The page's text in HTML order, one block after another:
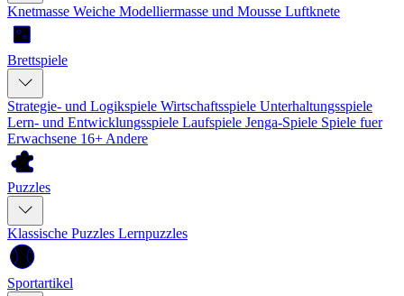
Knetmasse Weiche Modelliermasse und Mousse Luftknete
Brettspiele
Strategie- und Logikspiele Wirtschaftsspiele Unterhaltungsspiele
Lern- und Entwicklungsspiele Laufspiele Jenga-Spiele Spiele fuer
Erwachsene 16+ Andere
Puzzles
Klassische Puzzles Lernpuzzles
Sportartikel